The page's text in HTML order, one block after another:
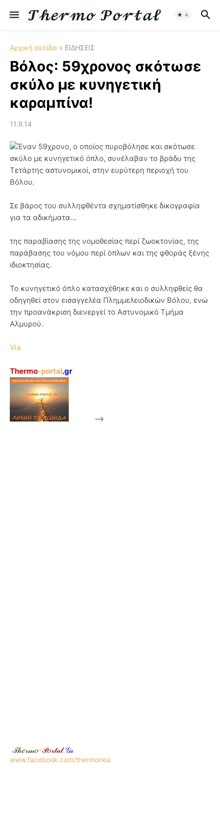
Αρχική σελίδα ΕΙΔΗΣΕΙΣ
Βόλος: 59χρονος σκότωσε
σκύλο με κυνηγετική
καραμπίνα!
11.9.14
Έναν 59χρονο, ο οποίος πυροβόλησε και σκότωσε
σκύλο με κυνηγετικό όπλο, συνέλαβαν το βράδυ της
Τετάρτης αστυνομικοί, στην ευρύτερη περιοχή του
Βόλου.
Σε βάρος του συλληφθέντα σχηματίσθηκε δικογραφία
για τα αδικήματα…
της παραβίασης της νομοθεσίας περί ζωοκτονίας, της
παράβασης του νόμου περί όπλων και της φθοράς ξένης
ιδιοκτησίας.
Το κυνηγετικό όπλο κατασχέθηκε και ο συλληφθείς θα
οδηγηθεί στον εισαγγελέα Πλημμελειοδικών Βόλου, ενώ
την προανάκριση διενεργεί το Αστυνομικό Τμήμα
Αλμυρού.
Via
Thermo-portal.gr
-->
𝒯𝒽𝑒𝓇𝓂𝑜-𝒫𝑜𝓇𝓉𝒶𝓁.𝒢𝓇
www.facebook.com/thermonea